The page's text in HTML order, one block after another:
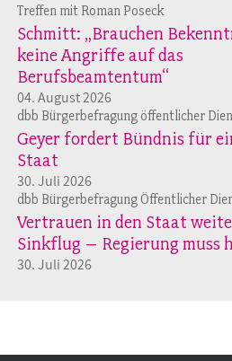
Treffen mit Roman Poseck
Schmitt: „Brauchen
keine Angriffe auf das
Berufsbeamtentum“
04. August 2026
dbb Bürgerbefragung öffentlicher
Geyer fordert Bündnis für
Staat
30. Juli 2026
dbb Bürgerbefragung Öffentlicher
Vertrauen in den Staat
Sinkflug – Regierung muss
30. Juli 2026